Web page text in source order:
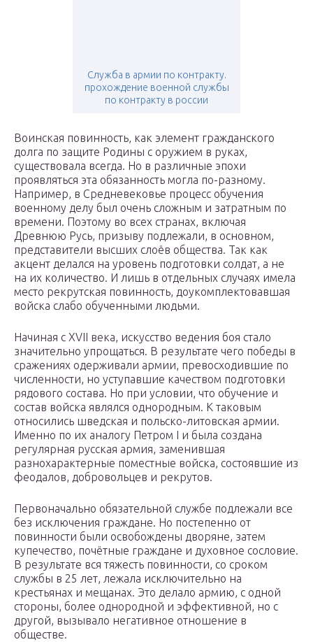
Служба в армии по контракту.
прохождение военной службы
по контракту в россии
Воинская повинность, как элемент гражданского
долга по защите Родины с оружием в руках,
существовала всегда. Но в различные эпохи
проявляться эта обязанность могла по-разному.
Например, в Средневековье процесс обучения
военному делу был очень сложным и затратным по
времени. Поэтому во всех странах, включая
Древнюю Русь, призыву подлежали, в основном,
представители высших слоёв общества. Так как
акцент делался на уровень подготовки солдат, а не
на их количество. И лишь в отдельных случаях имела
место рекрутская повинность, доукомплектовавшая
войска слабо обученными людьми.
Начиная с XVII века, искусство ведения боя стало
значительно упрощаться. В результате чего победы в
сражениях одерживали армии, превосходившие по
численности, но уступавшие качеством подготовки
рядового состава. Но при условии, что обучение и
состав войска являлся однородным. К таковым
относились шведская и польско-литовская армии.
Именно по их аналогу Петром I и была создана
регулярная русская армия, заменившая
разнохарактерные поместные войска, состоявшие из
феодалов, добровольцев и рекрутов.
Первоначально обязательной службе подлежали все
без исключения граждане. Но постепенно от
повинности были освобождены дворяне, затем
купечество, почётные граждане и духовное сословие.
В результате вся тяжесть повинности, со сроком
службы в 25 лет, лежала исключительно на
крестьянах и мещанах. Это делало армию, с одной
стороны, более однородной и эффективной, но с
другой, вызывало негативное отношение в
обществе.